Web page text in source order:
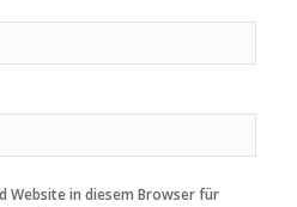
Website in diesem Browser für